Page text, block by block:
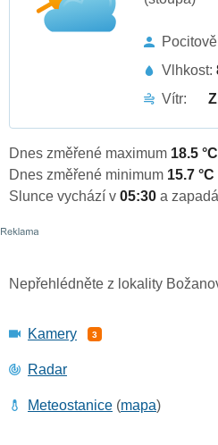
Vlhkost:
Vítr:
Dnes změřené maximum 18.5 °C
Dnes změřené minimum 15.7 °C
Slunce vychází v 05:30 a
Nepřehlédněte z lokality
Kamery 3
Radar
Meteostanice (mapa)